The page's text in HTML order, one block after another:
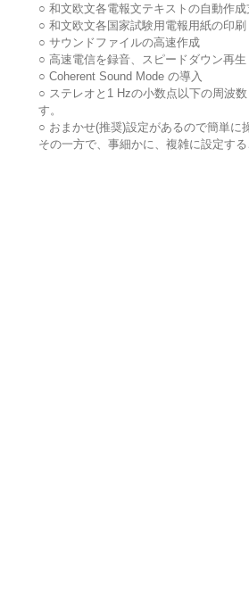
○ 和文欧文各電報文テキストの自動作成
○ 和文欧文各国家試験用電報用紙の印刷
○ サウンドファイルの高速作成
○ 高速電信を録音、スピードダウン再生
○ Coherent Sound Mode の導入
○ ステレオと1 Hzの小数点以下の周波
す。
○ おまかせ(推奨)設定があるので簡単に
その一方で、事細かに、複雑に設定する